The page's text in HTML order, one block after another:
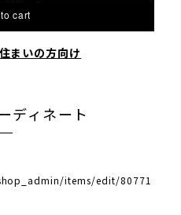
cart
まいの方向け
ディネート
items/edit/80771